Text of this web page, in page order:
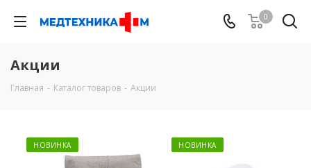
0
Акции
Главная - Каталог товаров - Акции
НОВИНКА НОВИНКА